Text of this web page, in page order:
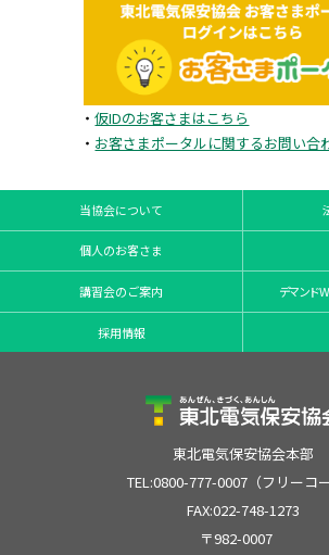
・仮IDのお客さまはこちら
・ お客さまポータルに関するお問い合
当協会について
個人のお客さま
講習会のご案内 デマンド
採用情報
東北電気保安協会本部
TEL:0800-777-0007（フリーコー
FAX:022-748-1273
〒982-0007